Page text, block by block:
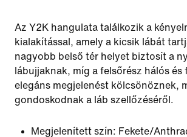
Az Y2K hangulata találkozik a
kialakítással, amely a kicsik lábát
nagyobb belső tér helyet biztosít a
lábujjaknak, míg a felsőrész hálós és
elegáns megjelenést kölcsönöznek,
gondoskodnak a láb szellőzéséről.
Megjelenített szín: Fekete/